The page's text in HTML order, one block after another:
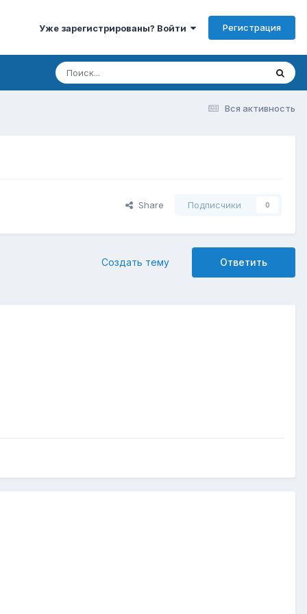
Уже зарегистрированы? Войти Регистрация
Вся активность
Share Подписчики 0
Ответить
Создать тему